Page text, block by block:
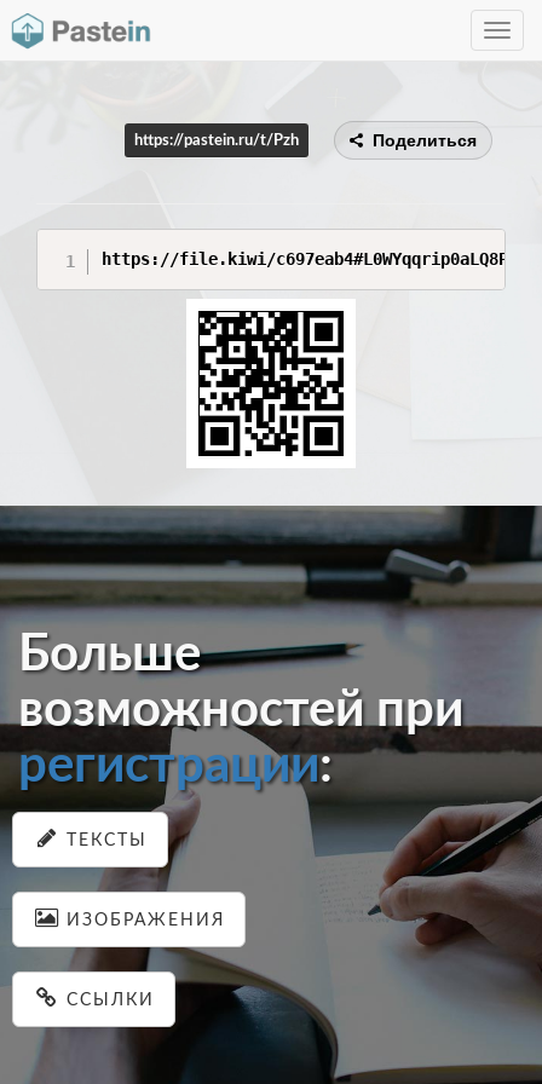
Toggle
https://pastein.ru/t/Pzh Поделиться
https://file.kiwi/
Больше
возможностей при
регистрации:
ТЕКСТЫ
ИЗОБРАЖЕНИЯ
ССЫЛКИ